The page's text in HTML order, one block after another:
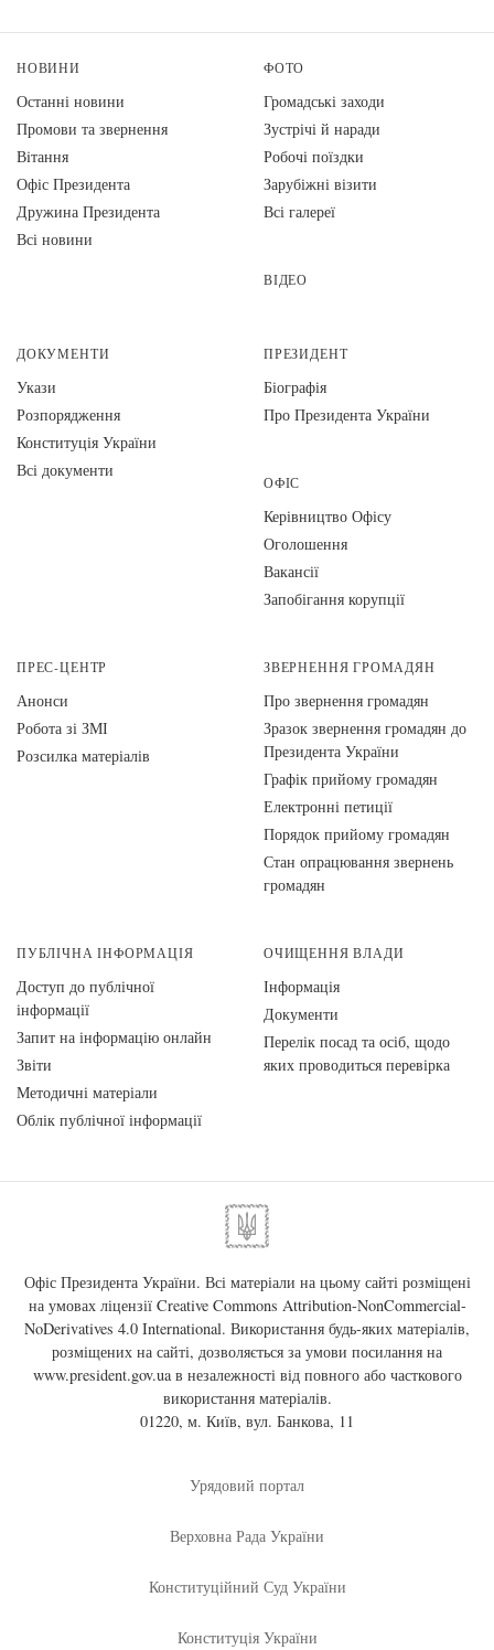
НОВИНИ
Останні новини
Промови та звернення
Вiтання
Офіс Президента
Дружина Президента
Всі новини
ФОТО
Громадські заходи
Зустрічі й наради
Робочі поїздки
Зарубіжні візити
Всі галереї
ВІДЕО
ДОКУМЕНТИ
Укази
Розпорядження
Конституція України
Всі документи
ПРЕЗИДЕНТ
Біографія
Про Президента України
ОФІС
Керівництво Офісу
Оголошення
Вакансії
Запобігання корупції
ПРЕС-ЦЕНТР
Анонси
Робота зі ЗМІ
Розсилка матеріалів
ЗВЕРНЕННЯ ГРОМАДЯН
Про звернення громадян
Зразок звернення громадян до
Президента України
Графік прийому громадян
Електронні петиції
Порядок прийому громадян
Стан опрацювання звернень
громадян
ПУБЛІЧНА ІНФОРМАЦІЯ
Доступ до публічної
інформації
Запит на інформацію онлайн
Звіти
Методичні матеріали
Облік публічної інформації
ОЧИЩЕННЯ ВЛАДИ
Інформація
Документи
Перелік посад та осіб, щодо
яких проводиться перевірка
Офіс Президента України. Всі матеріали на цьому сайті розміщені
на умовах ліцензії Creative Commons Attribution-NonCommercial-
NoDerivatives 4.0 International. Використання будь-яких матеріалів,
розміщених на сайті, дозволяється за умови посилання на
www.president.gov.uaв незалежності від повного або часткового
використання матеріалів.
01220, м. Київ, вул. Банкова, 11
Урядовий портал
Верховна Рада України
Конституційний Суд України
Конституція України